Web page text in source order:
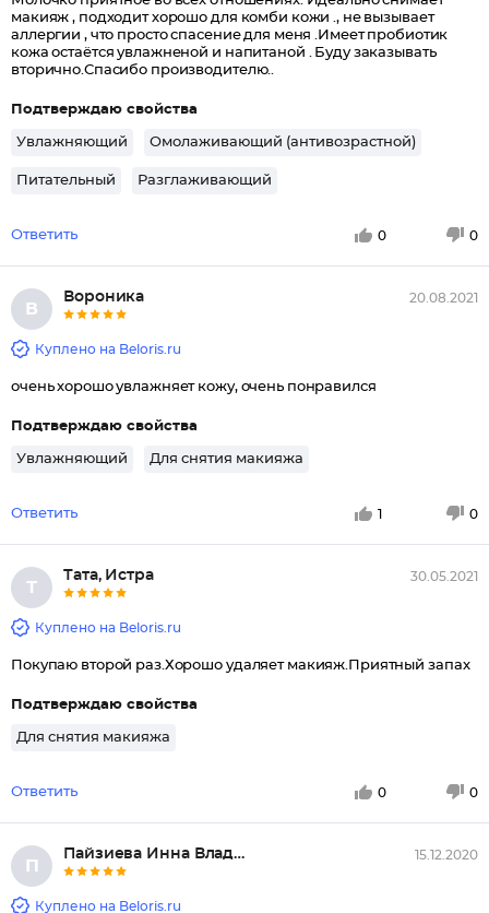
макияж , подходит хорошо для комби кожи ., не вызывает
аллергии , что просто спасение для меня .Имеет пробиотик
кожа остаётся увлажненой и напитаной . Буду заказывать
вторично.Спасибо производителю..
Подтверждаю свойства
Увлажняющий Омолаживающий (антивозрастной)
Питательный Разглаживающий
Ответить 0 0
В
Вороника 20.08.2021
Куплено на Beloris.ru
очень хорошо увлажняет кожу, очень понравился
Подтверждаю свойства
Увлажняющий Для снятия макияжа
Ответить 1 0
Т
Тата, Истра 30.05.2021
Куплено на Beloris.ru
Покупаю второй раз.Хорошо удаляет макияж.Приятный запах
Подтверждаю свойства
Для снятия макияжа
Ответить 0 0
П
Пайзиева Инна Владимировна, Ро... 15.12.2020
Куплено на Beloris.ru